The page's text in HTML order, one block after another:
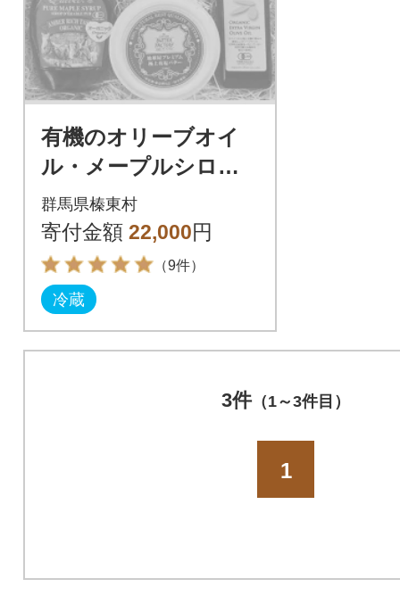
有機のオリーブオイ
ル・メープルシロッ
プ、無添加の極上有塩
バター・極上発酵バタ
ー 4点セット
群馬県榛東村
寄付金額 22,000円
（9件）
冷蔵
3件（1～3件目）
1